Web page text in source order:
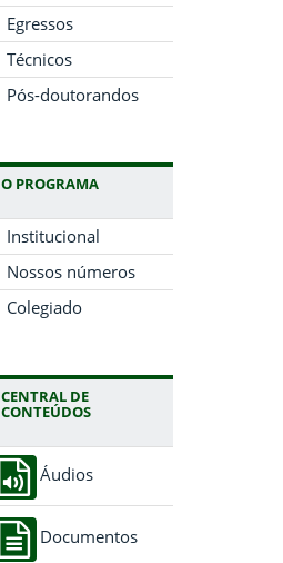
Egressos
Técnicos
Pós-doutorandos
O PROGRAMA
Institucional
Nossos números
Colegiado
CENTRAL DE
CONTEÚDOS
Áudios
Documentos